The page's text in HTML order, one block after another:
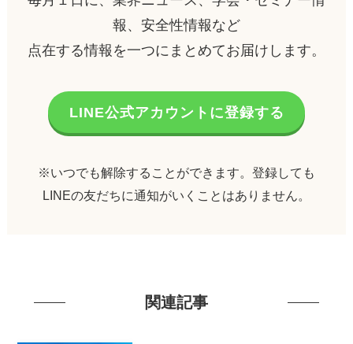
報、安全性情報など
点在する情報を一つにまとめてお届けします。
LINE公式アカウントに登録する
※いつでも解除することができます。登録しても
LINEの友だちに通知がいくことはありません。
関連記事